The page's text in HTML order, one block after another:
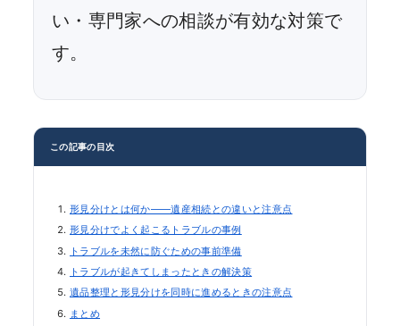
い・専門家への相談が有効な対策で
す。
この記事の目次
形見分けとは何か——遺産相続との違いと注意点
形見分けでよく起こるトラブルの事例
トラブルを未然に防ぐための事前準備
トラブルが起きてしまったときの解決策
遺品整理と形見分けを同時に進めるときの注意点
まとめ